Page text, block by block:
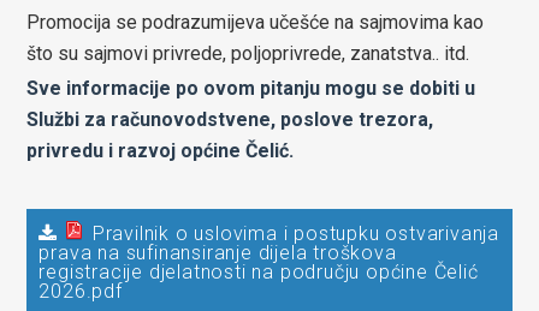
Promocija se podrazumijeva učešće na sajmovima kao
što su sajmovi privrede, poljoprivrede, zanatstva.. itd.
Sve informacije po ovom pitanju mogu se dobiti u
Službi za računovodstvene, poslove trezora,
privredu i razvoj općine Čelić.
Pravilnik o uslovima i postupku ostvarivanja
prava na sufinansiranje dijela troškova
registracije djelatnosti na području općine Čelić
2026.pdf